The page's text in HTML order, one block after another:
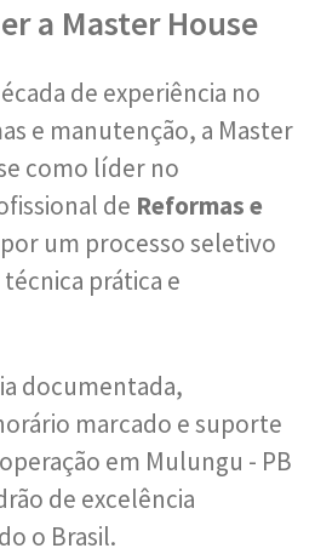
a Master House
de experiência no
e manutenção, a Master
como líder no
de Reformas e
por um processo seletivo
prática e
documentada,
marcado e suporte
em Mulungu - PB
de excelência
o Brasil.